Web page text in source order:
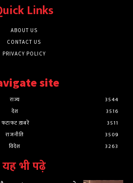
Links
ABOUT US
CONTACT US
PRIVACY POLICY
site
राज्य
3544
देश
3516
फटाफट ख़बरें
3511
राजनीति
3509
विदेश
3263
यह भी पढ़े